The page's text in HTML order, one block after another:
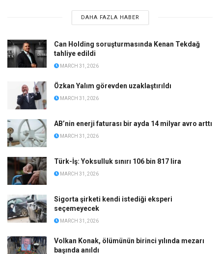
DAHA FAZLA HABER
Can Holding soruşturmasında Kenan Tekdağ
tahliye edildi
MARCH 31, 2026
Özkan Yalım görevden uzaklaştırıldı
MARCH 31, 2026
AB’nin enerji faturası bir ayda 14 milyar avro arttı
MARCH 31, 2026
Türk-İş: Yoksulluk sınırı 106 bin 817 lira
MARCH 31, 2026
Sigorta şirketi kendi istediği eksperi
seçemeyecek
MARCH 31, 2026
Volkan Konak, ölümünün birinci yılında mezarı
başında anıldı